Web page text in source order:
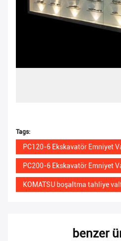
Tags:
PC120-6 Ekskavatör Emniyet
PC200-6 Ekskavatör Emniyet
KOMATSU boşaltma tahliye
benzer